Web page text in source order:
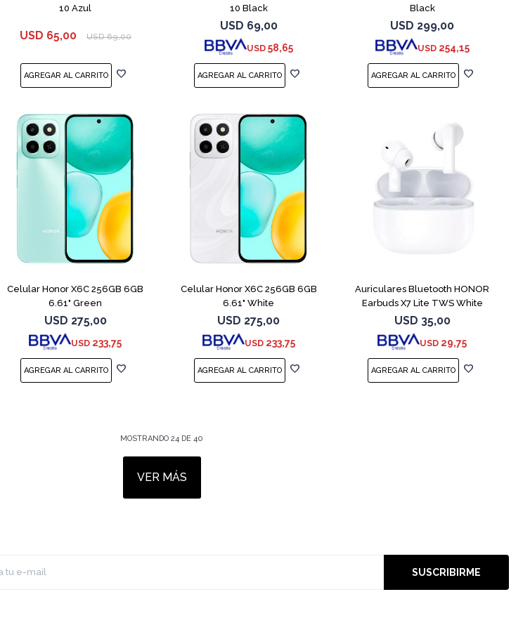
10 Azul
USD 65,00 USD 69,00
10 Black
USD 69,00
USD 58,65
Black
USD 299,00
USD 254,15
Celular Honor X6C 256GB 6GB
6.61" Green
USD 275,00
USD 233,75
COMPARAR
Celular Honor X6C 256GB 6GB
6.61" White
USD 275,00
USD 233,75
COMPARAR
Auriculares Bluetooth HONOR
Earbuds X7 Lite TWS White
USD 35,00
USD 29,75
MOSTRANDO24 DE40
VER MÁS
SUSCRIBIRME